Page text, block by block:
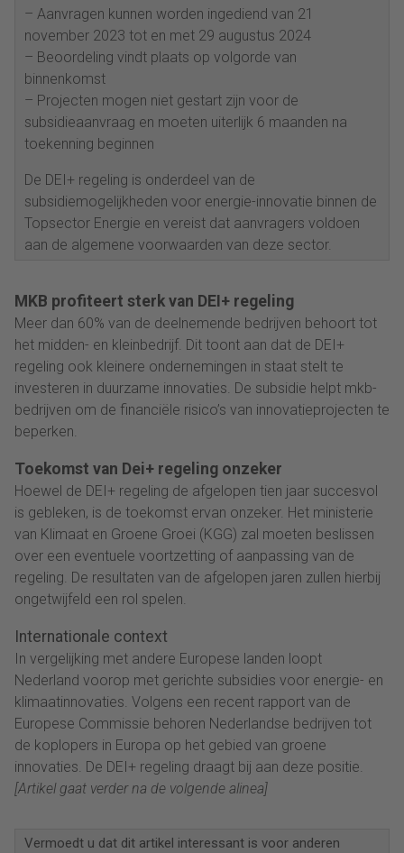
– Aanvragen kunnen worden ingediend van 21
november 2023 tot en met 29 augustus 2024
– Beoordeling vindt plaats op volgorde van
binnenkomst
– Projecten mogen niet gestart zijn voor de
subsidieaanvraag en moeten uiterlijk 6 maanden na
toekenning beginnen
De DEI+ regeling is onderdeel van de
subsidiemogelijkheden voor energie-innovatie binnen de
Topsector Energie en vereist dat aanvragers voldoen
aan de algemene voorwaarden van deze sector.
MKB profiteert sterk van DEI+ regeling
Meer dan 60% van de deelnemende bedrijven behoort tot
het midden- en kleinbedrijf. Dit toont aan dat de DEI+
regeling ook kleinere ondernemingen in staat stelt te
investeren in duurzame innovaties. De subsidie helpt mkb-
bedrijven om de financiële risico’s van innovatieprojecten te
beperken.
Toekomst van Dei+ regeling onzeker
Hoewel de DEI+ regeling de afgelopen tien jaar succesvol
is gebleken, is de toekomst ervan onzeker. Het ministerie
van Klimaat en Groene Groei (KGG) zal moeten beslissen
over een eventuele voortzetting of aanpassing van de
regeling. De resultaten van de afgelopen jaren zullen hierbij
ongetwijfeld een rol spelen.
Internationale context
In vergelijking met andere Europese landen loopt
Nederland voorop met gerichte subsidies voor energie- en
klimaatinnovaties. Volgens een recent rapport van de
Europese Commissie behoren Nederlandse bedrijven tot
de koplopers in Europa op het gebied van groene
innovaties. De DEI+ regeling draagt bij aan deze positie.
[Artikel gaat verder na de volgende alinea]
Vermoedt u dat dit artikel interessant is voor anderen